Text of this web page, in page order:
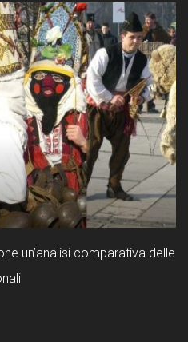
un’analisi comparativa delle